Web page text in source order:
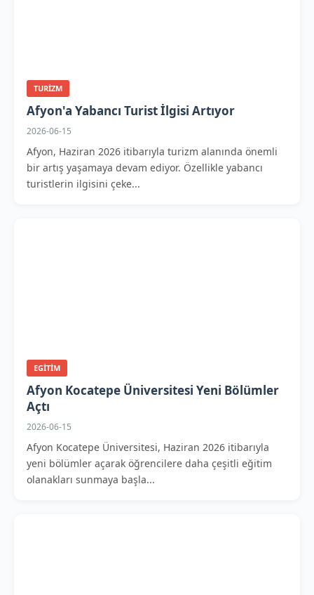
TURIZM
Afyon'a Yabancı Turist İlgisi Artıyor
2026-06-15
Afyon, Haziran 2026 itibarıyla turizm alanında önemli
bir artış yaşamaya devam ediyor. Özellikle yabancı
turistlerin ilgisini çeke...
EGITIM
Afyon Kocatepe Üniversitesi Yeni Bölümler
Açtı
2026-06-15
Afyon Kocatepe Üniversitesi, Haziran 2026 itibarıyla
yeni bölümler açarak öğrencilere daha çeşitli eğitim
olanakları sunmaya başla...